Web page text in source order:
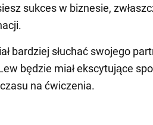
sukces w biznesie,
bardziej słuchać swojego
będzie miał ekscytujące
na ćwiczenia.